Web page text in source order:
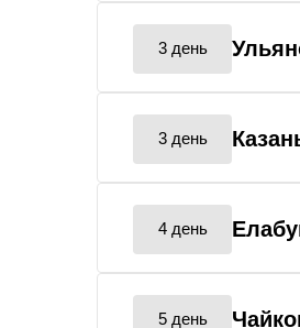
3 день
3 день
4 день
5 день